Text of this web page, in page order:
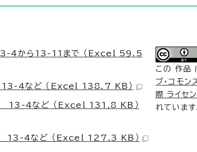
この 作品
ブ・コモ
際 ライセ
れています
4から13-11まで （Excel 59.5
13-4など （Excel 138.7 KB）
13-4など （Excel 131.8 KB）
13-4など （Excel 127.3 KB）